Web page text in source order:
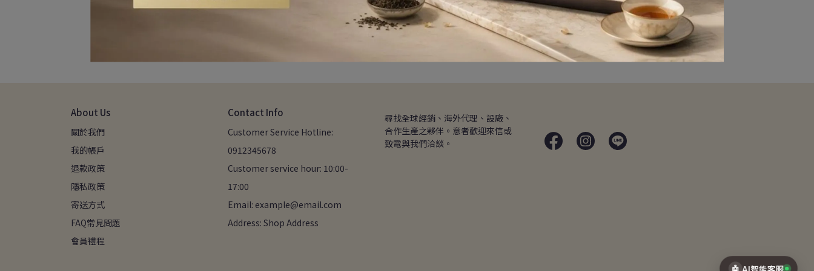
About Us
關於我們
我的帳戶
退款政策
隱私政策
寄送方式
FAQ常見問題
會員禮程
Contact Info
Customer Service Hotline:
0912345678
Customer service hour: 10:00-
17:00
Email: example@email.com
Address: Shop Address
尋找全球經銷、海外代理、設廠、
合作生產之夥伴。意者歡迎來信或
致電與我們洽談。
🤖 AI智能客服